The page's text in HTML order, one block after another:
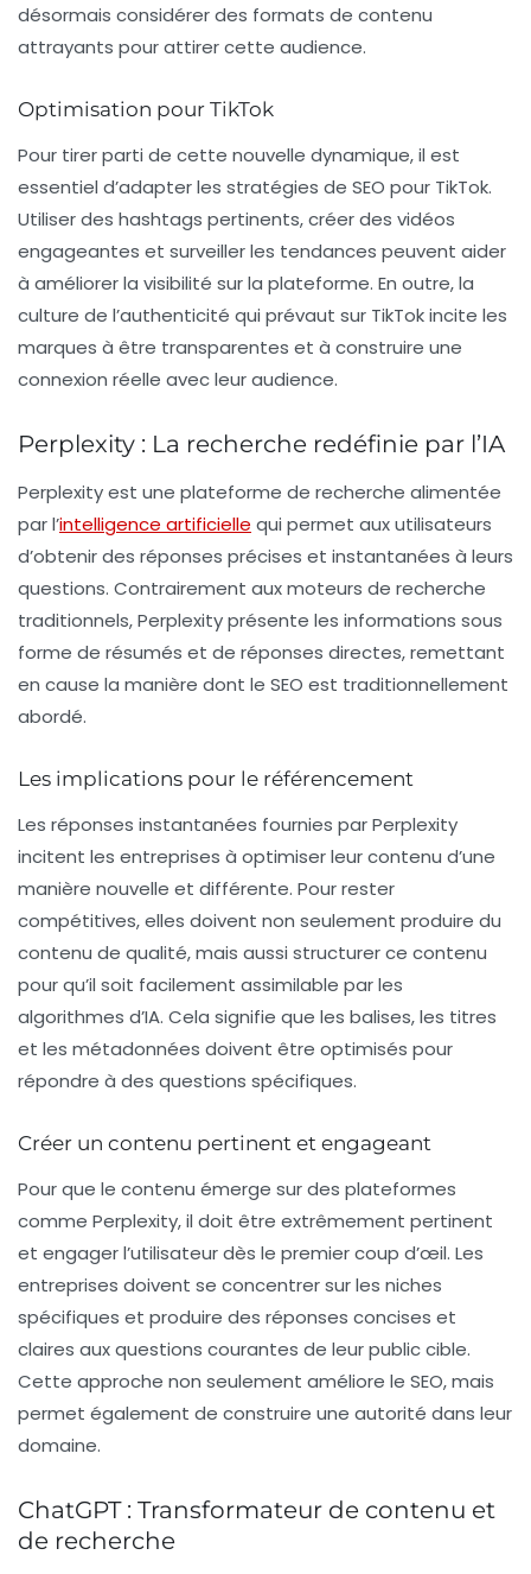
désormais considérer des formats de contenu
attrayants pour attirer cette audience.
Optimisation pour TikTok
Pour tirer parti de cette nouvelle dynamique, il est
essentiel d’adapter les stratégies de SEO pour TikTok.
Utiliser des hashtags pertinents, créer des vidéos
engageantes et surveiller les tendances peuvent aider
à améliorer la visibilité sur la plateforme. En outre, la
culture de l’authenticité qui prévaut sur TikTok incite les
marques à être transparentes et à construire une
connexion réelle avec leur audience.
Perplexity : La recherche redéfinie par l’IA
Perplexityest une plateforme de recherche alimentée
par l’intelligence artificielle qui permet aux utilisateurs
d’obtenir des réponses précises et instantanées à leurs
questions. Contrairement aux moteurs de recherche
traditionnels, Perplexity présente les informations sous
forme de résumés et de réponses directes, remettant
en cause la manière dont le SEO est traditionnellement
abordé.
Les implications pour le référencement
Les réponses instantanées fournies par Perplexity
incitent les entreprises à optimiser leur contenu d’une
manière nouvelle et différente. Pour rester
compétitives, elles doivent non seulement produire du
contenu de qualité, mais aussi structurer ce contenu
pour qu’il soit facilement assimilable par les
algorithmes d’IA. Cela signifie que les balises, les titres
et les métadonnées doivent être optimisés pour
répondre à des questions spécifiques.
Créer un contenu pertinent et engageant
Pour que le contenu émerge sur des plateformes
comme Perplexity, il doit être extrêmement pertinent
et engager l’utilisateur dès le premier coup d’œil. Les
entreprises doivent se concentrer sur les niches
spécifiques et produire des réponses concises et
claires aux questions courantes de leur public cible.
Cette approche non seulement améliore le SEO, mais
permet également de construire une autorité dans leur
domaine.
ChatGPT : Transformateur de contenu et
de recherche